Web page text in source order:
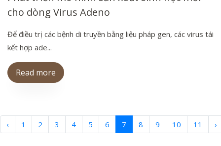
cho dòng Virus Adeno
Để điều trị các bệnh di truyền bằng liệu pháp gen, các virus tái
kết hợp ade...
Read more
‹ 1 2 3 4 5 6 7 8 9 10 11 ›